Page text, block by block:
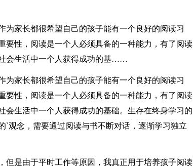
为家长都很希望自己的孩子能有一个良好的阅读习
要性，阅读是一个人必须具备的一种能力，有了阅读
会生活中一个人获得成功的基……
为家长都很希望自己的孩子能有一个良好的阅读习
要性，阅读是一个人必须具备的一种能力，有了阅读
会生活中一个人获得成功的基础。生存在终身学习的
`观念，需要通过阅读与书不断对话，逐渐学习独立
但是由于平时工作等原因，我真正用于培养孩子阅读